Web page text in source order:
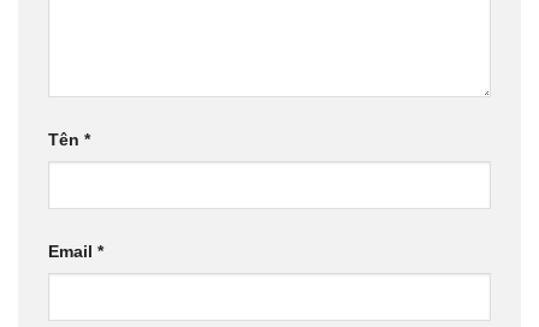
Tên *
Email *